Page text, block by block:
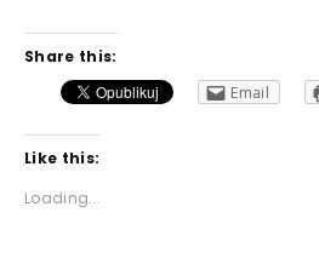
Share this:
Email
Like this:
Loading...